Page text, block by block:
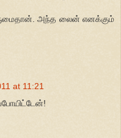
அந்த லைன் எனக்கும்
at 11:21